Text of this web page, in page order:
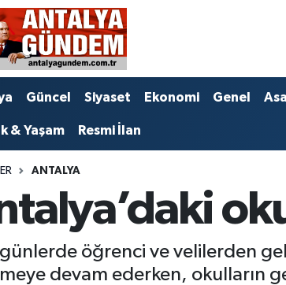
Güncel Siyaset Ekonomi Genel
& Yaşam Resmi İlan
ANTALYA
öğrenci ve velilerden
devam ederken, okulların
Eczaneler
Durumu
Vakitleri
Durumu ve Fikstür